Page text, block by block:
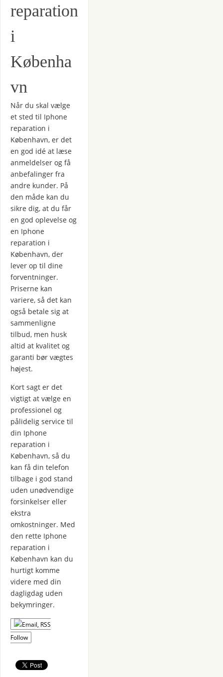
reparation
i
Københa
vn
Når du skal vælge
et sted til Iphone
reparation i
København, er det
en god idé at læse
anmeldelser og få
anbefalinger fra
andre kunder. På
den måde kan du
sikre dig, at du får
en god oplevelse og
en Iphone
reparation i
København, der
lever op til dine
forventninger.
Priserne kan
variere, så det kan
også betale sig at
sammenligne
tilbud, men husk
altid at kvalitet og
garanti bør vægtes
højest.
Kort sagt er det
vigtigt at vælge en
professionel og
pålidelig service til
din Iphone
reparation i
København, så du
kan få din telefon
tilbage i god stand
uden unødvendige
forsinkelser eller
ekstra
omkostninger. Med
den rette Iphone
reparation i
København kan du
hurtigt komme
videre med din
dagligdag uden
bekymringer.
Follow